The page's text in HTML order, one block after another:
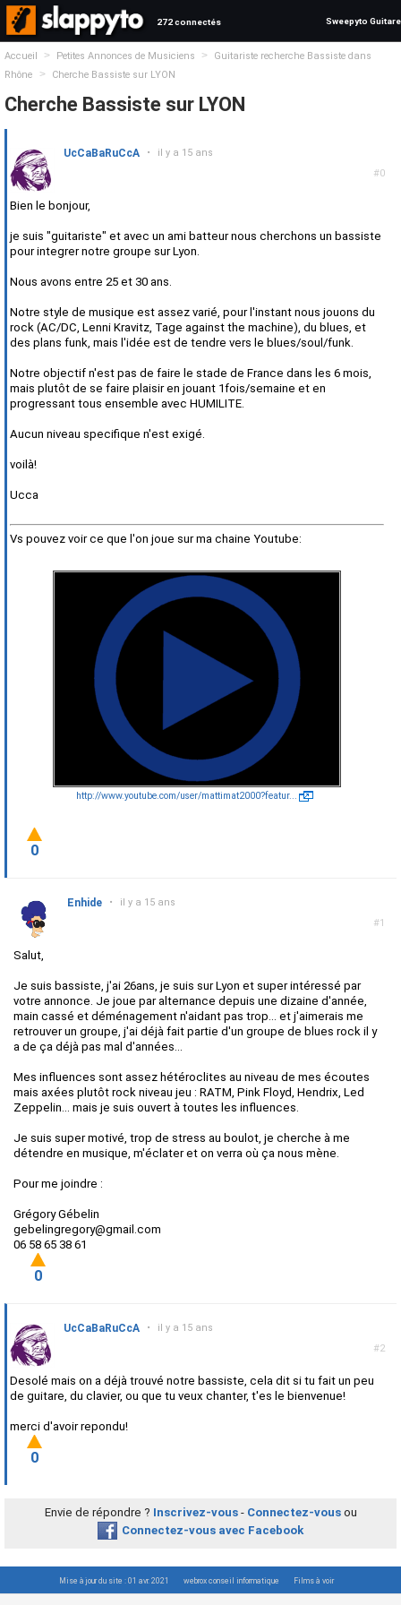
272 connectés Sweepyto Guitare
Accueil > Petites Annonces de Musiciens >
Guitariste recherche Bassiste dans
Rhône
> Cherche Bassiste sur LYON
Cherche Bassiste sur LYON
#0
UcCaBaRuCcA • il y a 15 ans
Bien le bonjour,
je suis "guitariste" et avec un ami batteur nous cherchons un bassiste
pour integrer notre groupe sur Lyon.
Nous avons entre 25 et 30 ans.
Notre style de musique est assez varié, pour l'instant nous jouons du
rock (AC/DC, Lenni Kravitz, Tage against the machine), du blues, et
des plans funk, mais l'idée est de tendre vers le blues/soul/funk.
Notre objectif n'est pas de faire le stade de France dans les 6 mois,
mais plutôt de se faire plaisir en jouant 1fois/semaine et en
progressant tous ensemble avec HUMILITE.
Aucun niveau specifique n'est exigé.
voilà!
Ucca
Vs pouvez voir ce que l'on joue sur ma chaine Youtube:
http://www.youtube.com/user/mattimat2000?featur...
0
#1
Enhide • il y a 15 ans
Salut,
Je suis bassiste, j'ai 26ans, je suis sur Lyon et super intéressé par
votre annonce. Je joue par alternance depuis une dizaine d'année,
main cassé et déménagement n'aidant pas trop... et j'aimerais me
retrouver un groupe, j'ai déjà fait partie d'un groupe de blues rock il y
a de ça déjà pas mal d'années...
Mes influences sont assez hétéroclites au niveau de mes écoutes
mais axées plutôt rock niveau jeu : RATM, Pink Floyd, Hendrix, Led
Zeppelin... mais je suis ouvert à toutes les influences.
Je suis super motivé, trop de stress au boulot, je cherche à me
détendre en musique, m'éclater et on verra où ça nous mène.
Pour me joindre :
Grégory Gébelin
gebelingregory@gmail.com
06 58 65 38 61
0
#2
UcCaBaRuCcA • il y a 15 ans
Desolé mais on a déjà trouvé notre bassiste, cela dit si tu fait un peu
de guitare, du clavier, ou que tu veux chanter, t'es le bienvenue!
merci d'avoir repondu!
0
Envie de répondre ? Inscrivez-vous- Connectez-vousou
Connectez-vous avec Facebook
Mise à jour du site : 01 avr. 2021 webrox conseil informatique Films à voir